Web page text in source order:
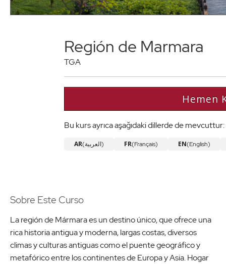
Región de Marmara
TGA
Hemen
Bu kurs ayrıca aşağıdaki dillerde de mevcuttur:
AR (العربية) FR(Français) EN(English)
Sobre Este Curso
La región de Mármara es un destino único, que ofrece una
rica historia antigua y moderna, largas costas, diversos
climas y culturas antiguas como el puente geográfico y
metafórico entre los continentes de Europa y Asia. Hogar